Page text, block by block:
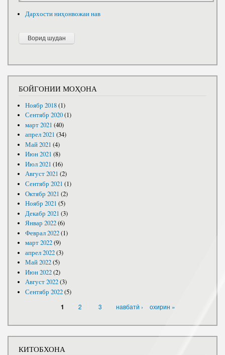
Дархости ниҳонвожаи нав
БОЙГОНИИ МОҲОНА
Ноябр 2018(1)
Сентябр 2020(1)
март 2021 (40)
апрел 2021 (34)
Май 2021 (4)
Июн 2021 (8)
Июл 2021 (16)
Август 2021 (2)
Сентябр 2021 (1)
Октябр 2021 (2)
Ноябр 2021 (5)
Декабр 2021 (3)
Январ 2022(6)
Феврал 2022(1)
март 2022(9)
апрел 2022(3)
Май 2022(5)
Июн 2022(2)
Август 2022(3)
Сентябр 2022(5)
1 2 3 навбатӣ › охирин »
КИТОБХОНА